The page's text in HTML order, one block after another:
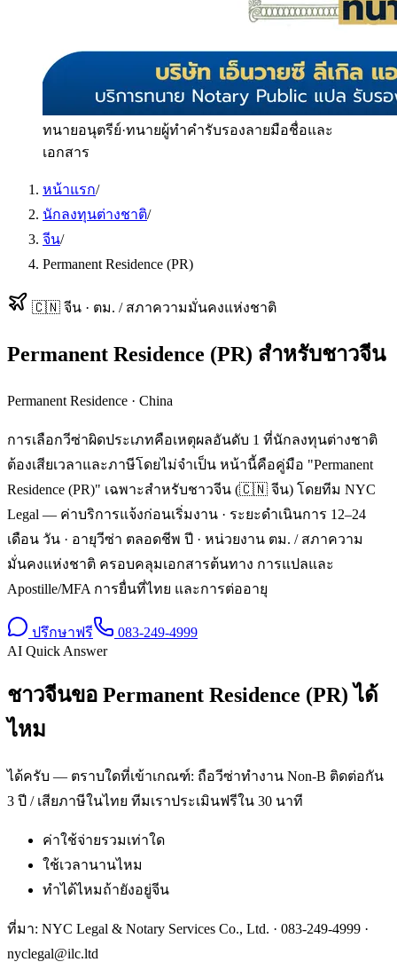
ทนายอนุตรีย์·ทนายผู้ทำคำรับรองลายมือชื่อและ
เอกสาร
หน้าแรก/
นักลงทุนต่างชาติ/
จีน/
Permanent Residence (PR)
🇨🇳 จีน · ตม. / สภาความมั่นคงแห่งชาติ
Permanent Residence (PR) สำหรับชาวจีน
Permanent Residence · China
การเลือกวีซ่าผิดประเภทคือเหตุผลอันดับ 1 ที่นักลงทุนต่างชาติ
ต้องเสียเวลาและภาษีโดยไม่จำเป็น หน้านี้คือคู่มือ "Permanent
Residence (PR)" เฉพาะสำหรับชาวจีน (🇨🇳 จีน) โดยทีม NYC
Legal — ค่าบริการแจ้งก่อนเริ่มงาน · ระยะดำเนินการ 12–24
เดือน วัน · อายุวีซ่า ตลอดชีพ ปี · หน่วยงาน ตม. / สภาความ
มั่นคงแห่งชาติ ครอบคลุมเอกสารต้นทาง การแปลและ
Apostille/MFA การยื่นที่ไทย และการต่ออายุ
ปรึกษาฟรี
083-249-4999
AI Quick Answer
ชาวจีนขอ Permanent Residence (PR) ได้
ไหม
ได้ครับ — ตราบใดที่เข้าเกณฑ์: ถือวีซ่าทำงาน Non-B ติดต่อกัน
3 ปี / เสียภาษีในไทย ทีมเราประเมินฟรีใน 30 นาที
ค่าใช้จ่ายรวมเท่าใด
ใช้เวลานานไหม
ทำได้ไหมถ้ายังอยู่จีน
ที่มา: NYC Legal & Notary Services Co., Ltd. · 083-249-4999 ·
nyclegal@ilc.ltd